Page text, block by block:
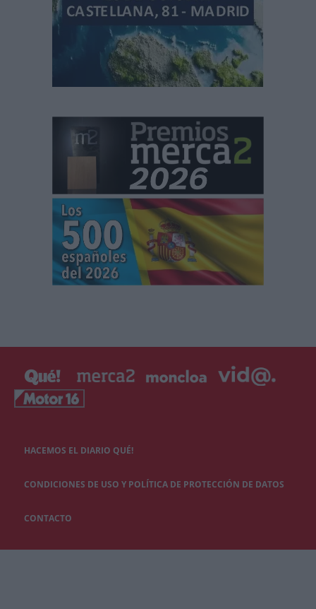
HACEMOS EL DIARIO QUÉ!
CONDICIONES DE USO Y POLÍTICA DE PROTECCIÓN DE DATOS
CONTACTO